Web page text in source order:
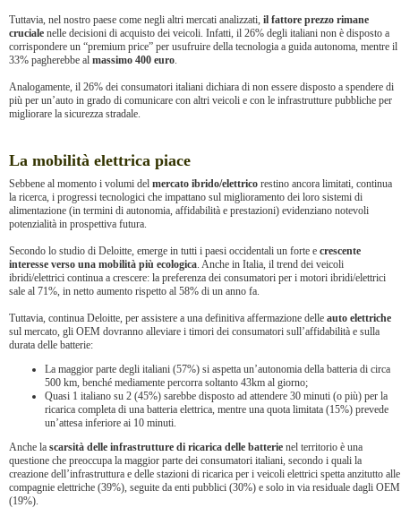
Tuttavia, nel nostro paese come negli altri mercati analizzati, il fattore prezzo rimane
cruciale nelle decisioni di acquisto dei veicoli. Infatti, il 26% degli italiani non è disposto a
corrispondere un “premium price” per usufruire della tecnologia a guida autonoma, mentre il
33% pagherebbe al massimo 400 euro.
Analogamente, il 26% dei consumatori italiani dichiara di non essere disposto a spendere di
più per un’auto in grado di comunicare con altri veicoli e con le infrastrutture pubbliche per
migliorare la sicurezza stradale.
La mobilità elettrica piace
Sebbene al momento i volumi del mercato ibrido/elettrico restino ancora limitati, continua
la ricerca, i progressi tecnologici che impattano sul miglioramento dei loro sistemi di
alimentazione (in termini di autonomia, affidabilità e prestazioni) evidenziano notevoli
potenzialità in prospettiva futura.
Secondo lo studio di Deloitte, emerge in tutti i paesi occidentali un forte e crescente
interesse verso una mobilità più ecologica. Anche in Italia, il trend dei veicoli
ibridi/elettrici continua a crescere: la preferenza dei consumatori per i motori ibridi/elettrici
sale al 71%, in netto aumento rispetto al 58% di un anno fa.
Tuttavia, continua Deloitte, per assistere a una definitiva affermazione delle auto elettriche
sul mercato, gli OEM dovranno alleviare i timori dei consumatori sull’affidabilità e sulla
durata delle batterie:
La maggior parte degli italiani (57%) si aspetta un’autonomia della batteria di circa
500 km, benché mediamente percorra soltanto 43km al giorno;
Quasi 1 italiano su 2 (45%) sarebbe disposto ad attendere 30 minuti (o più) per la
ricarica completa di una batteria elettrica, mentre una quota limitata (15%) prevede
un’attesa inferiore ai 10 minuti.
Anche la scarsità delle infrastrutture di ricarica delle batterie nel territorio è una
questione che preoccupa la maggior parte dei consumatori italiani, secondo i quali la
creazione dell’infrastruttura e delle stazioni di ricarica per i veicoli elettrici spetta anzitutto alle
compagnie elettriche (39%), seguite da enti pubblici (30%) e solo in via residuale dagli OEM
(19%).